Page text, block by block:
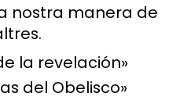
nostra manera de
la revelación»
del Obelisco»